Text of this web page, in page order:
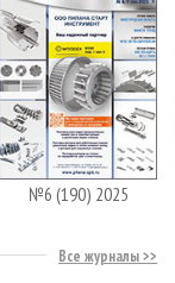
№6 (190) 2025
Все журналы